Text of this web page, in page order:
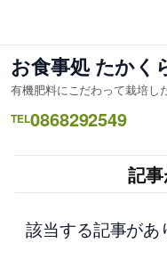
ス
キ
ッ
お食事処 たかく
有機肥料にこだわって栽培し
TEL0868292549
記
該当する記事があ